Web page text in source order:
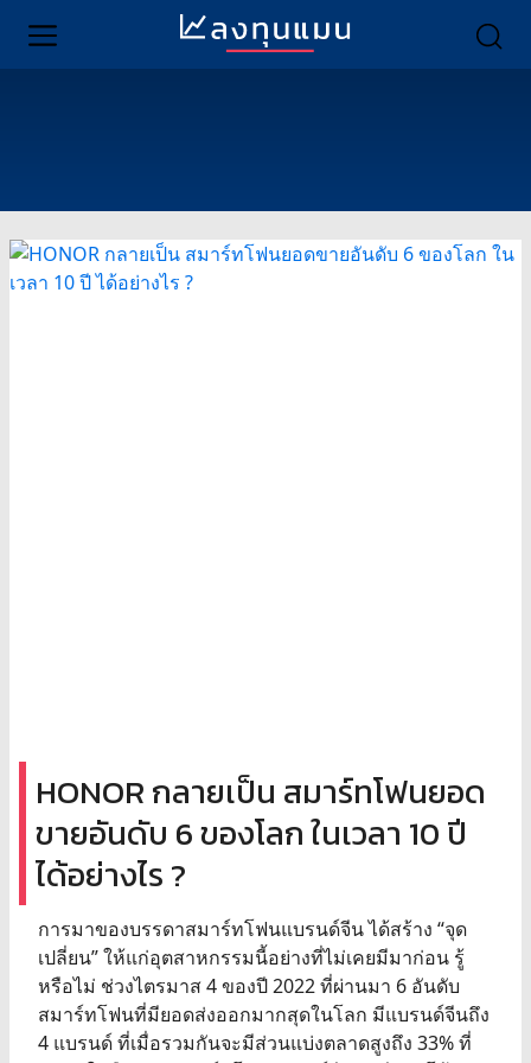
HONOR กลายเป็น สมาร์ทโฟนยอด
ขายอันดับ 6 ของโลก ในเวลา 10 ปี
ได้อย่างไร ?
การมาของบรรดาสมาร์ทโฟนแบรนด์จีน ได้สร้าง “จุด
เปลี่ยน” ให้แก่อุตสาหกรรมนี้อย่างที่ไม่เคยมีมาก่อน รู้
หรือไม่ ช่วงไตรมาส 4 ของปี 2022 ที่ผ่านมา 6 อันดับ
สมาร์ทโฟนที่มียอดส่งออกมากสุดในโลก มีแบรนด์จีนถึง
4 แบรนด์ ที่เมื่อรวมกันจะมีส่วนแบ่งตลาดสูงถึง 33% ที่